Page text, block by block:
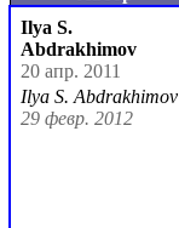
Ilya S.
Abdrakhimov
20 апр. 2011
Ilya S. Abdrakhimov
29 февр. 2012